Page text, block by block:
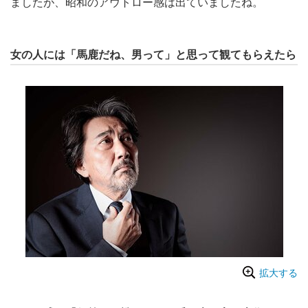
女の人には「馬鹿だね、男って」と思って観てもらえたら
拡大する